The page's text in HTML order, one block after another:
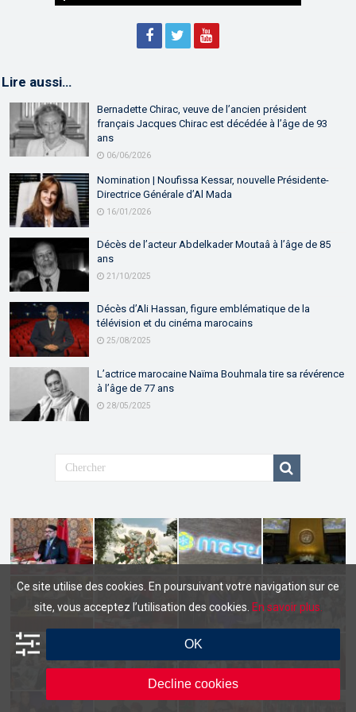
Lire aussi…
Bernadette Chirac, veuve de l’ancien président
français Jacques Chirac est décédée à l’âge de 93
ans
06/06/2026
Nomination | Noufissa Kessar, nouvelle Présidente-
Directrice Générale d’Al Mada
16/01/2026
Décès de l’acteur Abdelkader Moutaâ à l’âge de 85
ans
21/10/2025
Décès d’Ali Hassan, figure emblématique de la
télévision et du cinéma marocains
25/08/2025
L’actrice marocaine Naïma Bouhmala tire sa révérence
à l’âge de 77 ans
28/05/2025
Ce site utilise des cookies. En poursuivant votre navigation sur ce
site, vous acceptez l’utilisation des cookies. En savoir plus.
OK
Decline cookies